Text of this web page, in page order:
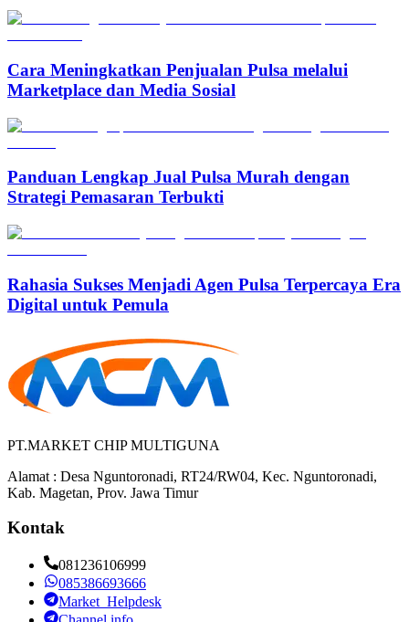
Cara Meningkatkan Penjualan Pulsa melalui
Marketplace dan Media Sosial
Panduan Lengkap Jual Pulsa Murah dengan
Strategi Pemasaran Terbukti
Rahasia Sukses Menjadi Agen Pulsa Terpercaya Era
Digital untuk Pemula
PT.MARKET CHIP MULTIGUNA
Alamat : Desa Nguntoronadi, RT24/RW04, Kec. Nguntoronadi,
Kab. Magetan, Prov. Jawa Timur
Kontak
081236106999
085386693666
Market_Helpdesk